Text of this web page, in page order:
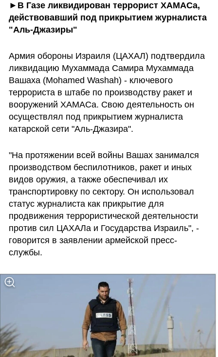
►В Газе ликвидирован террорист ХАМАСа,
действовавший под прикрытием журналиста
"Аль-Джазиры"
Армия обороны Израиля (ЦАХАЛ) подтвердила
ликвидацию Мухаммада Самира Мухаммада
Вашаха (Mohamed Washah) - ключевого
террориста в штабе по производству ракет и
вооружений ХАМАСа. Свою деятельность он
осуществлял под прикрытием журналиста
катарской сети "Аль-Джазира".
"На протяжении всей войны Вашах занимался
производством беспилотников, ракет и иных
видов оружия, а также обеспечивал их
транспортировку по сектору. Он использовал
статус журналиста как прикрытие для
продвижения террористической деятельности
против сил ЦАХАЛа и Государства Израиль", -
говорится в заявлении армейской пресс-
службы.